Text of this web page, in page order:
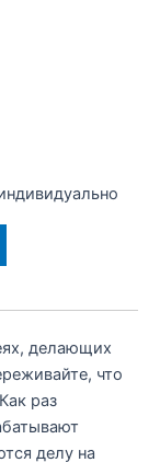
делающих
что
раз
делу на